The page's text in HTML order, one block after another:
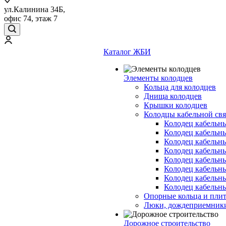
ул.Калинина 34Б,
офис 74, этаж 7
Каталог ЖБИ
Элементы колодцев
Кольца для колодцев
Днища колодцев
Крышки колодцев
Колодцы кабельной
Колодец
Колодец
Колодец
Колодец
Колодец
Колодец
Колодец
Колодец
Опорные кольца и
Люки,
Дорожное строительство